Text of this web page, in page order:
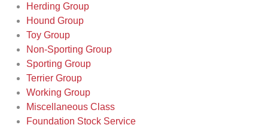
Herding Group
Hound Group
Toy Group
Non-Sporting Group
Sporting Group
Terrier Group
Working Group
Miscellaneous Class
Foundation Stock Service